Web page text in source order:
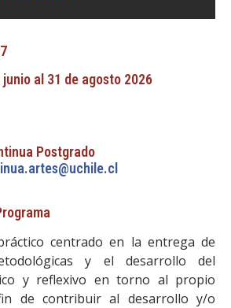
al 31 de agosto 2026
Postgrado
centrado en la entrega de
y el desarrollo del
y reflexivo en torno al propio
de contribuir al desarrollo y/o